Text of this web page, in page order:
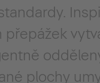
plochy